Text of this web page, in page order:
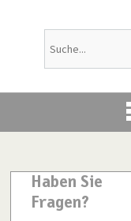
Haben Sie
Fragen?